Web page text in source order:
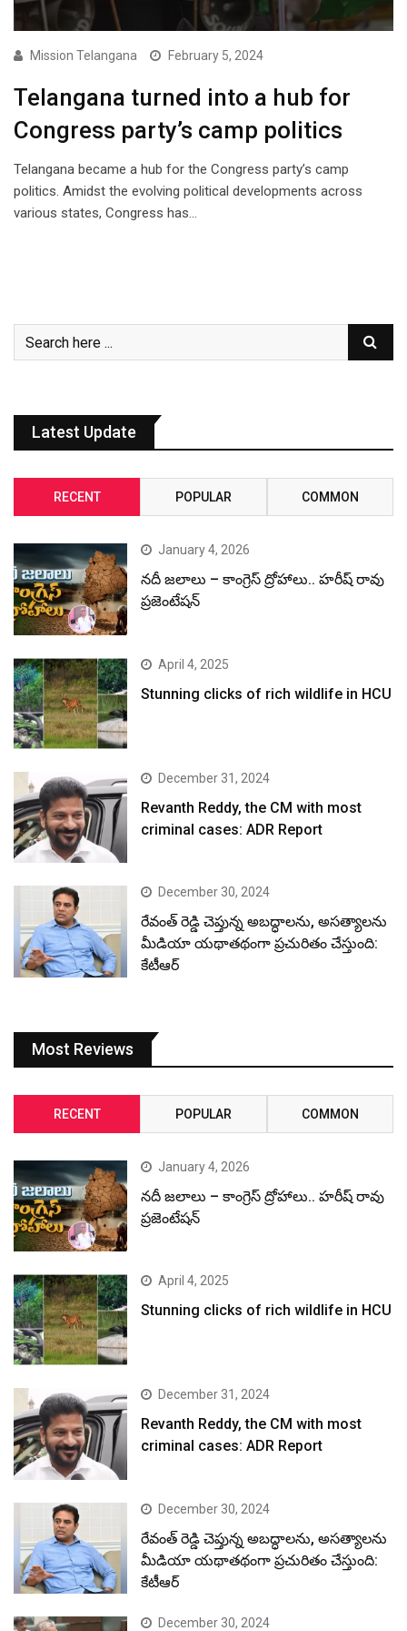
Mission Telangana February 5, 2024
Telangana turned into a hub for
Congress party’s camp politics
Telangana became a hub for the Congress party’s camp
politics. Amidst the evolving political developments across
various states, Congress has…
Latest Update
RECENT POPULAR COMMON
January 4, 2026
నదీ జలాలు – కాంగ్రెస్ ద్రోహాలు.. హరీష్ రావు
ప్రజెంటేషన్
April 4, 2025
Stunning clicks of rich wildlife in HCU
December 31, 2024
Revanth Reddy, the CM with most
criminal cases: ADR Report
December 30, 2024
రేవంత్ రెడ్డి చెప్తున్న అబద్ధాలను, అసత్యాలను
మీడియా యథాతథంగా ప్రచురితం చేస్తుంది:
కేటీఆర్
Most Reviews
RECENT POPULAR COMMON
January 4, 2026
నదీ జలాలు – కాంగ్రెస్ ద్రోహాలు.. హరీష్ రావు
ప్రజెంటేషన్
April 4, 2025
Stunning clicks of rich wildlife in HCU
December 31, 2024
Revanth Reddy, the CM with most
criminal cases: ADR Report
December 30, 2024
రేవంత్ రెడ్డి చెప్తున్న అబద్ధాలను, అసత్యాలను
మీడియా యథాతథంగా ప్రచురితం చేస్తుంది:
కేటీఆర్
December 30, 2024